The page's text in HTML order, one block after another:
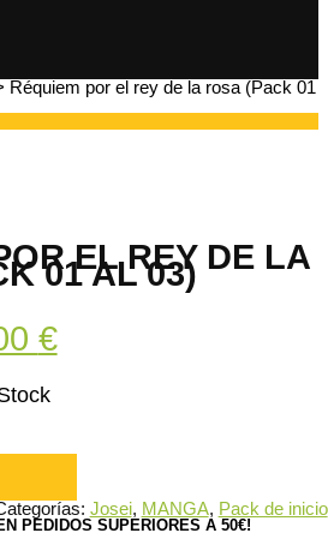
Réquiem por el rey de la rosa (Pack 01
EL REY DE LA
01 AL 03)
€.
€El
19,00 €.
Josei, MANGA, Pack de inicio
PEDIDOS SUPERIORES A 50€!